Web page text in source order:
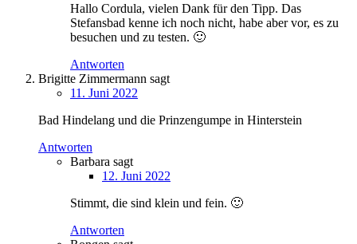
Hallo Cordula, vielen Dank für den Tipp. Das
Stefansbad kenne ich noch nicht, habe aber vor, es zu
besuchen und zu testen. 🙂
Antworten
Brigitte Zimmermann sagt
11. Juni 2022
Bad Hindelang und die Prinzengumpe in Hinterstein
Antworten
Barbara sagt
12. Juni 2022
Stimmt, die sind klein und fein. 🙂
Antworten